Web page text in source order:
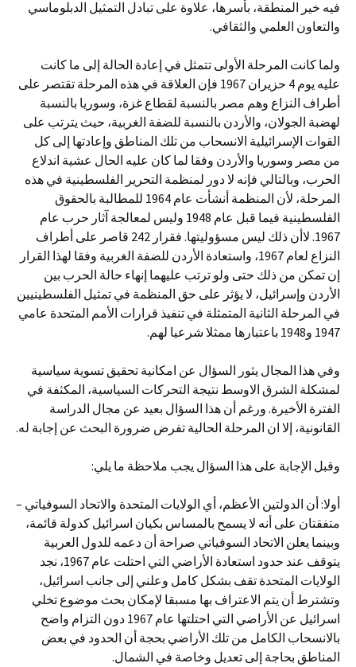
فيه خير المنطقة، بأسرها، علاوة على تبادل التمثيل الدبلوماسي
والتعاون العلمي والثقافي.
ولما كانت المرحلة الأولى تتمثل في إعادة الحالة إلى ما كانت
عليه يوم 4 حزيران 1967 فإن العلاقة في هذه المرحلة تقتصر على
أطراف النزاع وهم مصر بالنسبة لقطاع غزة، وسوريا بالنسبة
لهضبة الجولان، والأردن بالنسبة للضفة الغربية، حيث يترتب على
القوات الإسرائيلية الانسحاب من تلك المناطق وإعادتها إلى كل
من مصر وسوريا والأردن وفقا لما كان عليه الحال عشية اندلاع
الحرب، وبالتالي فإنه لا دور لمنظمة التحرير الفلسطينية في هذه
المرحلة، لأن المنظمة أنشأت عام 1964 للمطالبة بالحقوق
الفلسطينية فيما قبل عام 1948 وليس لمعالجة آثار حرب عام
1967. لاأن ذلك ليس مسؤوليتها. فقرار 242 قاصر على أطراف
النزاع لعام 1967، واستعادة الأردن للضفة الغربية وفقا لهذا القرار
إن تمكن من ذلك حتى ولو ترتب عليهما إنهاء حالة الحرب بين
الأردن وإسرائيل، لا يؤثر على حق المنظمة في تمثيل الفلسطينيين
في المرحلة الثانية المتمثلة في تنفيذ قرارات الأمم المتحدة عامي
1947 و1948 باعتبارها ممثلا شرعيا لهم.
وفي هذا المجال يثور السؤال عن امكانية تحقيق تسوية سياسية
لمشكلة الشرق الاوسط نتيجة التحركات السياسية، المكثفة في
الفترة الأخيرة. ورغم أن هذا السؤال بعيد عن مجال الدراسة
القانونية، إلا ان المرحلة الحالية تفرض ضرورة البحث عن إجابة له.
وقبل الإجابة على هذا السؤال يجب ملاحظة ما يلي:
أولا: أن الدولتين الأعظم، أي الولايات المتحدة والاتحاد السوفياتي –
متفقتان على أنه لا يسمح بالمساس بكيان اسرائيل كدولة قائمة،
وبينما يعلن الاتحاد السوفياتي صراحة أن دعمه للدول العربية
يتوقف عند حدود استعادة الأراضي التي احتلت عام 1967، نجد
الولايات المتحدة تقف بشكل كامل وعلني إلى جانب اسرائيل،
وتشترط أن يتم الاعتراف بها مسبقا لإمكان بحث موضوع تخلي
اسرائيل عن الأراضي التي احتلتها عام 1967 دون التزام واضح
بالانسحاب الكامل من تلك الأراضي بحجة أن الحدود في بعض
المناطق بحاجة إلى تعديل وخاصة في الشمال.